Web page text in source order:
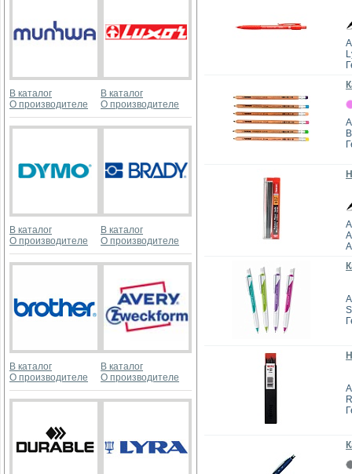
В каталог
О производителе
В каталог
О производителе
В каталог
О производителе
В каталог
О производителе
В каталог
О производителе
В каталог
О производителе